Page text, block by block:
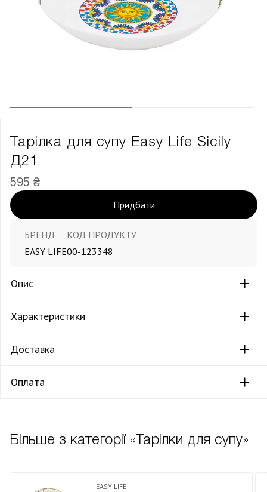
Тарілка для супу Easy Life Sicily
Д21
595 ₴
Придбати
БРЕНД
EASY LIFE
КОД ПРОДУКТУ
00-123348
Опис
Характеристики
Доставка
Оплата
Більше з категорії «Тарілки для супу»
EASY LIFE